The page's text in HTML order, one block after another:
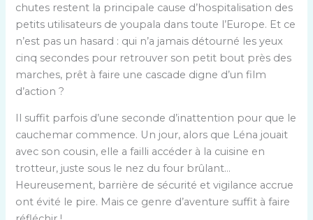
chutes restent la principale cause d’hospitalisation des
petits utilisateurs de youpala dans toute l’Europe. Et ce
n’est pas un hasard : qui n’a jamais détourné les yeux
cinq secondes pour retrouver son petit bout près des
marches, prêt à faire une cascade digne d’un film
d’action ?
Il suffit parfois d’une seconde d’inattention pour que le
cauchemar commence. Un jour, alors que Léna jouait
avec son cousin, elle a failli accéder à la cuisine en
trotteur, juste sous le nez du four brûlant…
Heureusement, barrière de sécurité et vigilance accrue
ont évité le pire. Mais ce genre d’aventure suffit à faire